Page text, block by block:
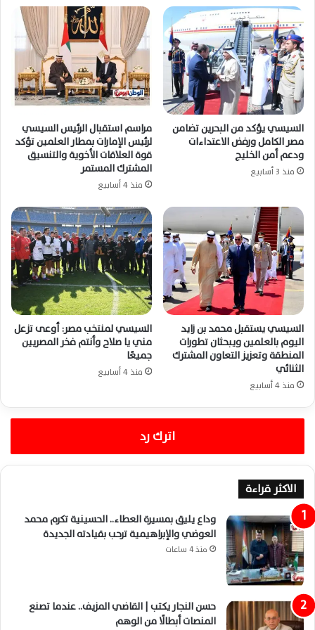
السيسي يؤكد من البحرين تضامن
مصر الكامل ورفض الاعتداءات
ودعم أمن الخليج
منذ 3 أسابيع
مراسم استقبال الرئيس السيسي
لرئيس الإمارات بمطار العلمين تؤكد
قوة العلاقات الأخوية والتنسيق
المشترك المستمر
منذ 4 أسابيع
السيسي يستقبل محمد بن زايد
اليوم بالعلمين ويبحثان تطورات
المنطقة وتعزيز التعاون المشترك
الثنائي
منذ 4 أسابيع
السيسي لمنتخب مصر: أوعى تزعل
مني يا صلاح وأنتم فخر المصريين
جميعًا
منذ 4 أسابيع
اترك رد
الاكثر قراءة
وداع يليق بمسيرة العطاء.. الحسينية تكرم محمد
العوضي والإبراهيمية ترحب بقيادته الجديدة
منذ 4 ساعات
حسن النجار يكتب | القاضي المزيف.. عندما تصنع
المنصات أبطالًا من الوهم